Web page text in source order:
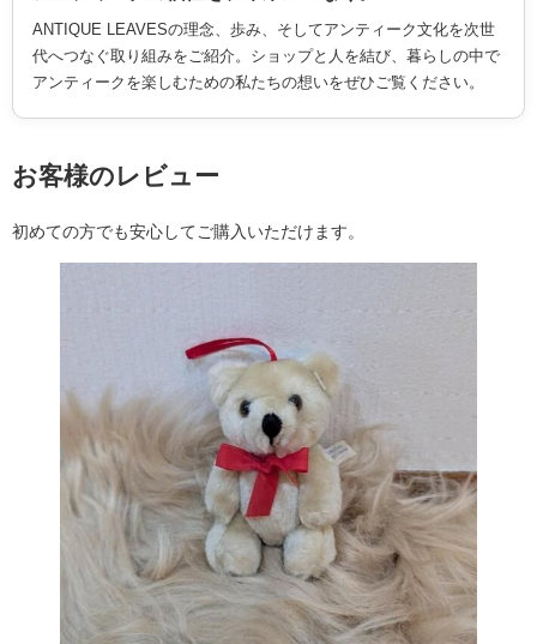
ANTIQUE LEAVESの理念、歩み、そしてアンティーク文化を次世
代へつなぐ取り組みをご紹介。ショップと人を結び、暮らしの中で
アンティークを楽しむための私たちの想いをぜひご覧ください。
お客様のレビュー
初めての方でも安心してご購入いただけます。